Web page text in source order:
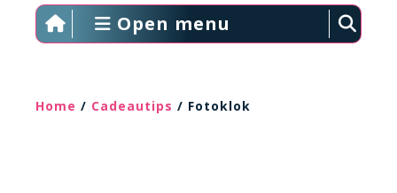
Open menu
Home / Cadeautips / Fotoklok